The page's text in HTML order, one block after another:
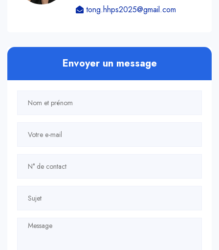
tong.hhps2025@gmail.com
Envoyer un message